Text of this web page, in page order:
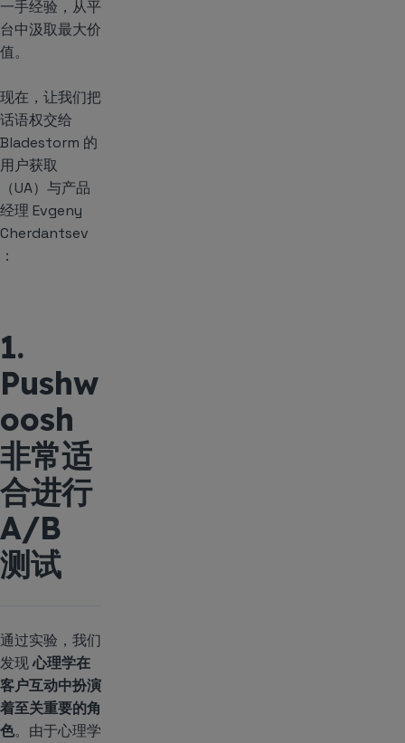
一手经验，从平
台中汲取最大价
值。
现在，让我们把
话语权交给
Bladestorm 的
用户获取
（UA）与产品
经理 Evgeny
Cherdantsev
：
1.
Pushw
oosh
非常适
合进行
A/B
测试
通过实验，我们
发现心理学在
客户互动中扮演
着至关重要的角
色。由于心理学